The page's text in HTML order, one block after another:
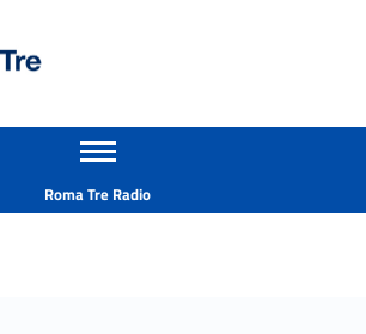
Apri il menu secondario
Roma Tre Radio